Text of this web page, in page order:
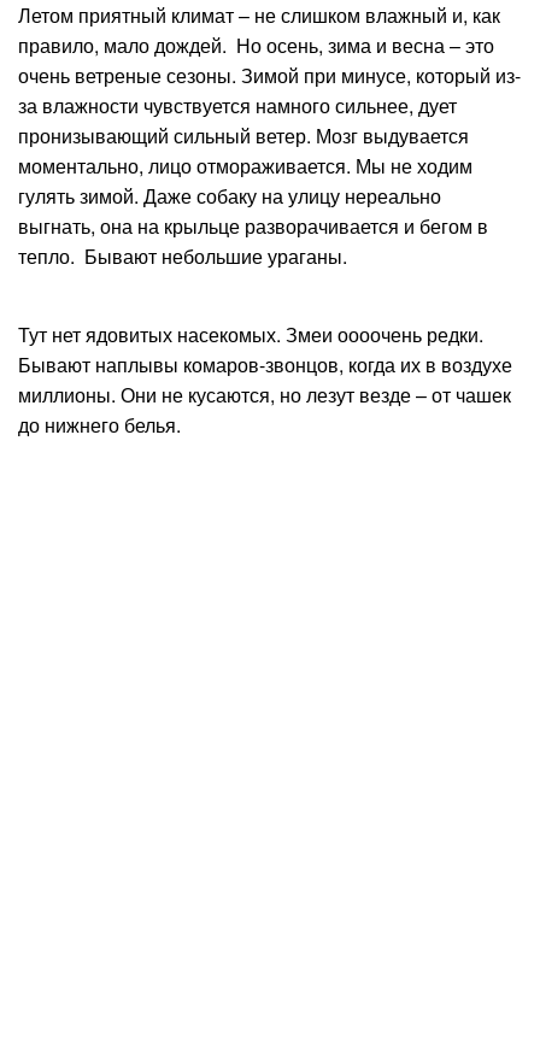
Летом приятный климат – не слишком влажный и, как
правило, мало дождей. Но осень, зима и весна – это
очень ветреные сезоны. Зимой при минусе, который из-
за влажности чувствуется намного сильнее, дует
пронизывающий сильный ветер. Мозг выдувается
моментально, лицо отмораживается. Мы не ходим
гулять зимой. Даже собаку на улицу нереально
выгнать, она на крыльце разворачивается и бегом в
тепло. Бывают небольшие ураганы.
Тут нет ядовитых насекомых. Змеи оооочень редки.
Бывают наплывы комаров-звонцов, когда их в воздухе
миллионы. Они не кусаются, но лезут везде – от чашек
до нижнего белья.